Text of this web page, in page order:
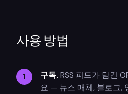
사용 방법
구독. RSS 피드가 담긴
요 — 뉴스 매체, 블로그,